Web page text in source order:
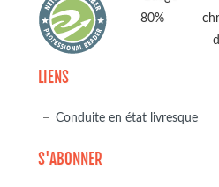
LIENS
Conduite en état livresque
S'ABONNER